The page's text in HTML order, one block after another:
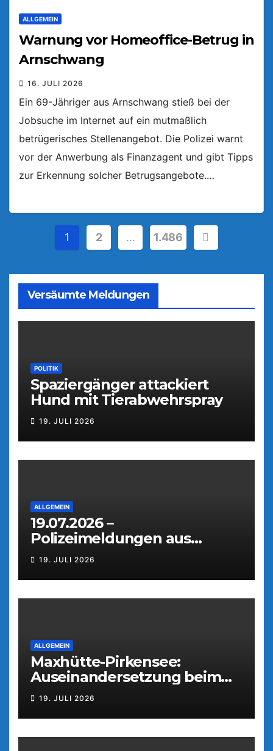
ALLGEMEIN
Warnung vor Homeoffice-Betrug in
Arnschwang
16. JULI 2026
Ein 69-Jähriger aus Arnschwang stieß bei der
Jobsuche im Internet auf ein mutmaßlich
betrügerisches Stellenangebot. Die Polizei warnt
vor der Anwerbung als Finanzagent und gibt Tipps
zur Erkennung solcher Betrugsangebote.…
Seitennummerierung
Beiträge
1 2 … 1.486
Versäumte Meldungen
POLITIK
Spaziergänger attackiert
Hund mit Tierabwehrspray
19. JULI 2026
ALLGEMEIN
19.07.2026 –
Polizeimeldungen aus
Weiden
19. JULI 2026
ALLGEMEIN
Maxhütte-Pirkensee:
Auseinandersetzung beim
Parkfest
19. JULI 2026